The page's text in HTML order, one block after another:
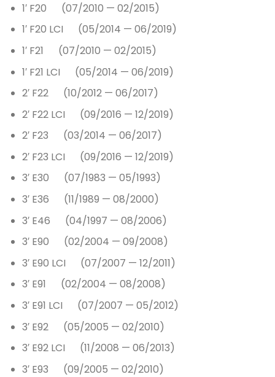
1′ F20 (07/2010 — 02/2015)
1′ F20 LCI (05/2014 — 06/2019)
1′ F21 (07/2010 — 02/2015)
1′ F21 LCI (05/2014 — 06/2019)
2′ F22 (10/2012 — 06/2017)
2′ F22 LCI (09/2016 — 12/2019)
2′ F23 (03/2014 — 06/2017)
2′ F23 LCI (09/2016 — 12/2019)
3′ E30 (07/1983 — 05/1993)
3′ E36 (11/1989 — 08/2000)
3′ E46 (04/1997 — 08/2006)
3′ E90 (02/2004 — 09/2008)
3′ E90 LCI (07/2007 — 12/2011)
3′ E91 (02/2004 — 08/2008)
3′ E91 LCI (07/2007 — 05/2012)
3′ E92 (05/2005 — 02/2010)
3′ E92 LCI (11/2008 — 06/2013)
3′ E93 (09/2005 — 02/2010)